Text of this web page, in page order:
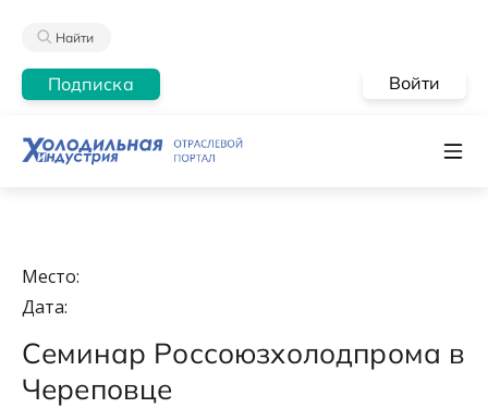
Найти
Подписка Войти
Место:
Дата:
Семинар Россоюзхолодпрома в
Череповце